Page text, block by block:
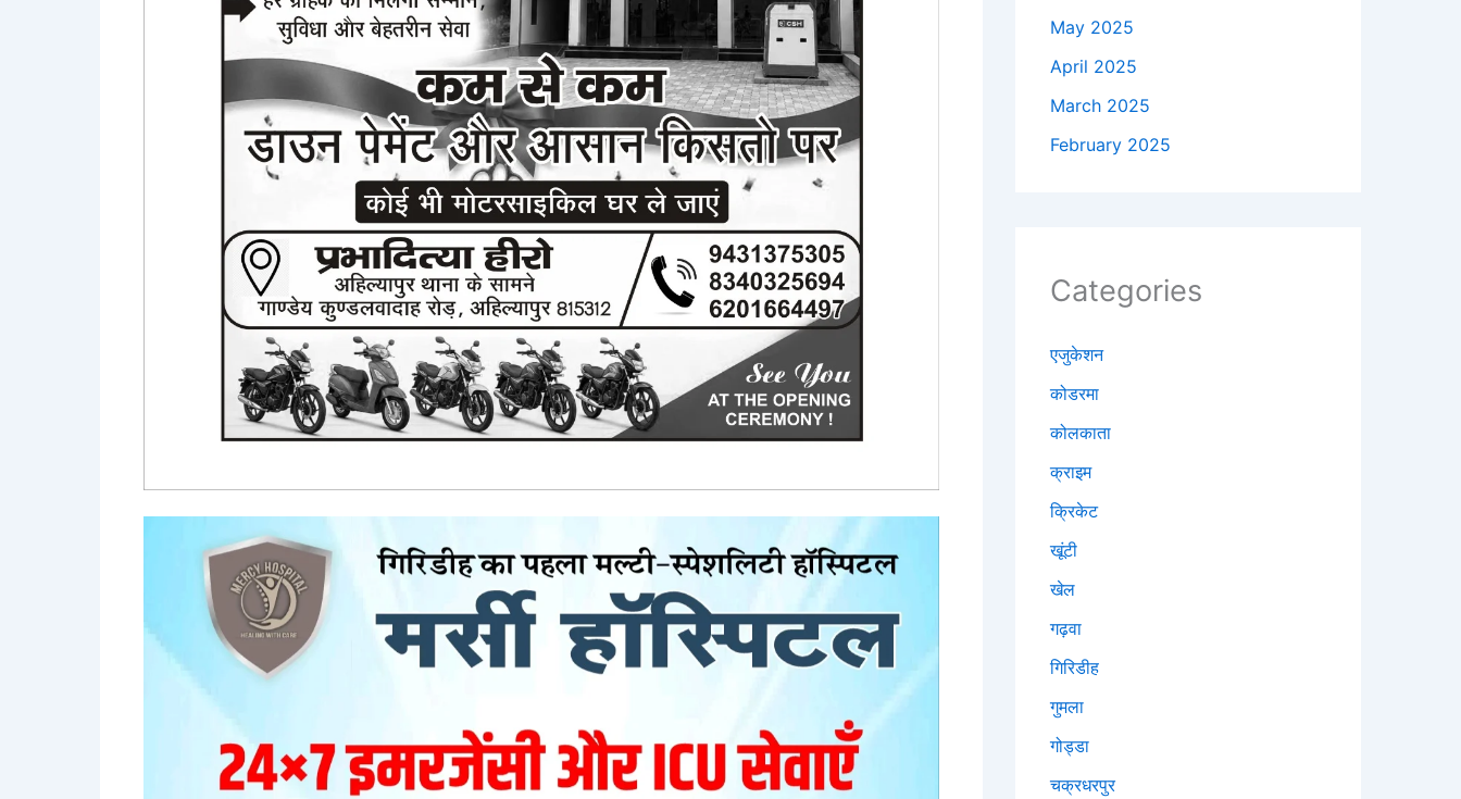
May 2025
April 2025
March 2025
February 2025
Categories
एजुकेशन
कोडरमा
कोलकाता
क्राइम
क्रिकेट
खूंटी
खेल
गढ़वा
गिरिडीह
गुमला
गोड्डा
चक्रधरपुर